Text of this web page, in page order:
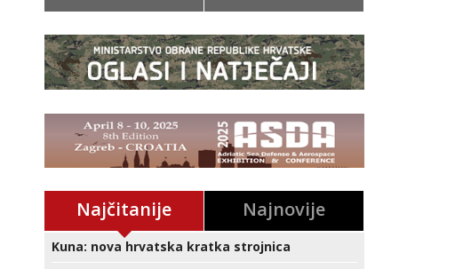
Najčitanije Najnovije
Kuna: nova hrvatska kratka strojnica